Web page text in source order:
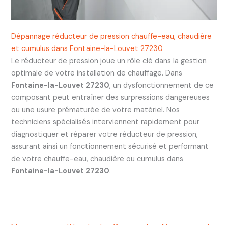
Dépannage réducteur de pression chauffe-eau, chaudière
et cumulus dans Fontaine-la-Louvet 27230
Le réducteur de pression joue un rôle clé dans la gestion
optimale de votre installation de chauffage. Dans
Fontaine-la-Louvet 27230, un dysfonctionnement de ce
composant peut entraîner des surpressions dangereuses
ou une usure prématurée de votre matériel. Nos
techniciens spécialisés interviennent rapidement pour
diagnostiquer et réparer votre réducteur de pression,
assurant ainsi un fonctionnement sécurisé et performant
de votre chauffe-eau, chaudière ou cumulus dans
Fontaine-la-Louvet 27230.